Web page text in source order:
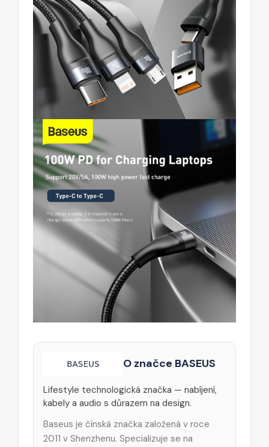
O značce BASEUS
Lifestyle technologická značka — nabíjení,
kabely a audio s důrazem na design.
Baseus je čínská značka založená v roce
2011 v Shenzhenu. Specializuje se na